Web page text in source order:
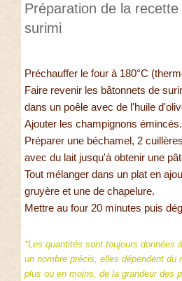
Préparation de la
surimi
Préchauffer le four à 180°C
Faire revenir les bâtonnets de
dans un poêle avec de l'huile
Ajouter les champignons émincés.
Préparer une béchamel, 2
avec du lait jusqu'à obtenir une
Tout mélanger dans un plat en
gruyère et une de chapelure.
Mettre au four 20 minutes puis
*Les quantités sont toujours données
un nombre précis, elles dépendent du
plus ou en moins, de la grandeur des